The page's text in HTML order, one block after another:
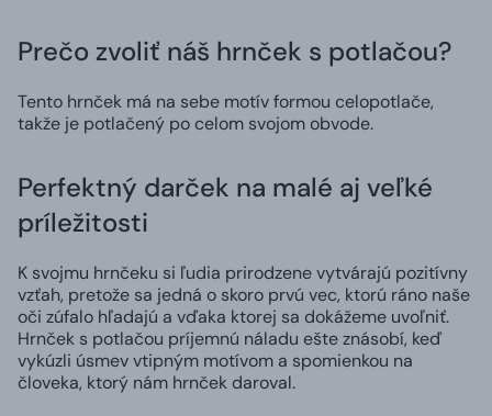
Prečo zvoliť náš hrnček s potlačou?
Tento hrnček má na sebe motív formou celopotlače,
takže je potlačený po celom svojom obvode.
Perfektný darček na malé aj veľké
príležitosti
K svojmu hrnčeku si ľudia prirodzene vytvárajú pozitívny
vzťah, pretože sa jedná o skoro prvú vec, ktorú ráno naše
oči zúfalo hľadajú a vďaka ktorej sa dokážeme uvoľniť.
Hrnček s potlačou príjemnú náladu ešte znásobí, keď
vykúzli úsmev vtipným motívom a spomienkou na
človeka, ktorý nám hrnček daroval.